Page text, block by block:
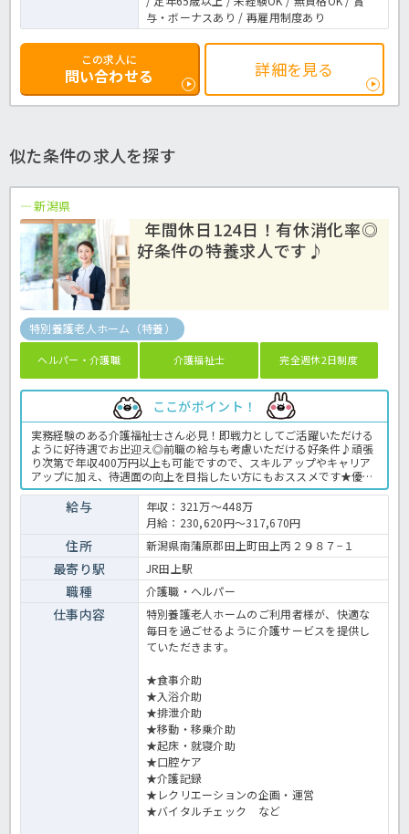
与・ボーナスあり / 再雇用制度あり
この求人に
問い合わせる 詳細を見る
似た条件の求人を探す
新潟県
年間休日124日！有休消化率◎
好条件の特養求人です♪
特別養護老人ホーム（特養）
ヘルパー・介護職 介護福祉士 完全週休2日制度
ここがポイント！
実務経験のある介護福祉士さん必見！即戦力としてご活躍いただける
ように好待遇でお出迎え◎前職の給与も考慮いただける好条件♪頑張
り次第で年収400万円以上も可能ですので、スキルアップやキャリア
アップに加え、待遇面の向上を目指したい方にもおススメです★優し
いゆっくりとした介護を実践する定員100名の従来型特養で、あなた
の経験を活かして働いてみませんか？年間休日124日と豊富で有休消
化率も高い法人ですので、プライベートも充実間違いなし♪残業も月
平均で2時間程度なので、独身の方も子育て世代の方も安心して勤務
いただけます◎お問い合わせはほっ介護まで！特養での介護業務全般
です。 ＜介護職 正職員 特養の求人＞
給与
年収：321万～448万
月給：230,620円～317,670円
住所 新潟県南蒲原郡田上町田上丙２９８７−１
最寄り駅 JR田上駅
職種 介護職・ヘルパー
仕事内容
特別養護老人ホームのご利用者様が、快適な
毎日を過ごせるように介護サービスを提供し
ていただきます。
★食事介助
★入浴介助
★排泄介助
★移動・移乗介助
★起床・就寝介助
★口腔ケア
★介護記録
★レクリエーションの企画・運営
★バイタルチェック など